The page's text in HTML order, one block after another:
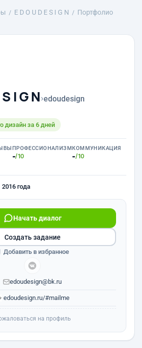
E D O U D E S I G N
Портфолио
S I G N›edoudesign
дизайн за 6 дней
ПРОФЕССИОНАЛИЗМ
-/10
КОММУНИКАЦИЯ
-/10
2016 года
Начать диалог
edoudesign@bk.ru
edoudesign.ru/#mailme
Создать задание
Добавить в избранное
на профиль